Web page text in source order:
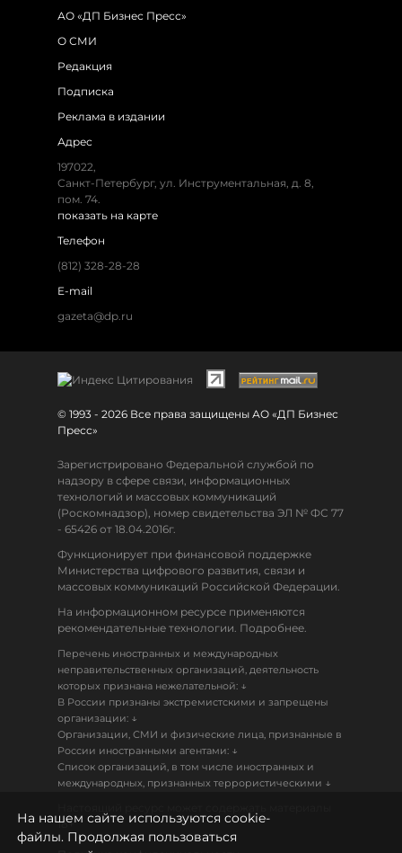
АО «ДП Бизнес Пресс»
О СМИ
Редакция
Подписка
Реклама в издании
Адрес
197022,
Санкт-Петербург, ул. Инструментальная, д. 8,
пом. 74.
показать на карте
Телефон
(812) 328-28-28
E-mail
gazeta@dp.ru
© 1993 - 2026 Все права защищены АО «ДП Бизнес
Пресс»
Зарегистрировано Федеральной службой по
надзору в сфере связи, информационных
технологий и массовых коммуникаций
(Роскомнадзор), номер свидетельства ЭЛ № ФС 77
- 65426 от 18.04.2016г.
Функционирует при финансовой поддержке
Министерства цифрового развития, связи и
массовых коммуникаций Российской Федерации.
На информационном ресурсе применяются
рекомендательные технологии. Подробнее.
Перечень иностранных и международных
неправительственных организаций, деятельность
которых признана нежелательной: ↓
В России признаны экстремистскими и запрещены
организации: ↓
Организации, СМИ и физические лица, признанные в
России иностранными агентами: ↓
Список организаций, в том числе иностранных и
международных, признанных террористическими ↓
18+
На нашем сайте используются cookie-
файлы. Продолжая пользоваться